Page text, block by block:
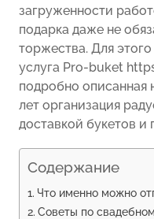
загруженности
подарка даже не
торжества. Для этого
услуга Pro-buket
подробно описанная
лет организация
доставкой букетов и
Содержание
Что именно можно
Советы по